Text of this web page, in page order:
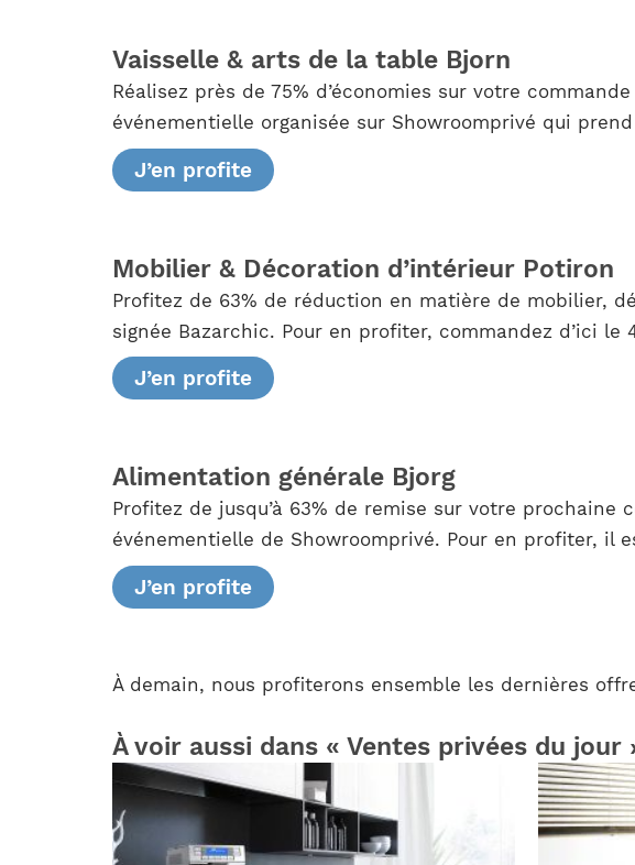
Vaisselle & arts de la table Bjorn
Réalisez près de 75% d’économies sur votre
événementielle organisée sur Showroomprivé qui
J’en profite
Mobilier & Décoration d’intérieur Potiron
Profitez de 63% de réduction en matière de mobilier,
signée Bazarchic. Pour en profiter, commandez d’ici
J’en profite
Alimentation générale Bjorg
Profitez de jusqu’à 63% de remise sur votre
événementielle de Showroomprivé. Pour en profiter, il
J’en profite
À demain, nous profiterons ensemble les dernières
À voir aussi dans « Ventes privées du jour